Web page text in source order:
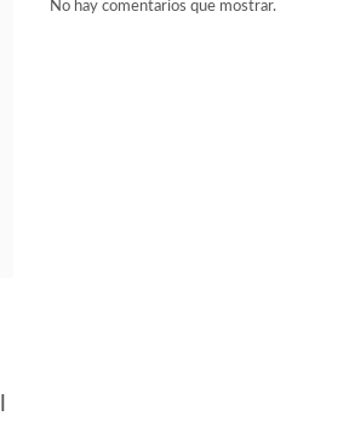
No hay comentarios que mostrar.